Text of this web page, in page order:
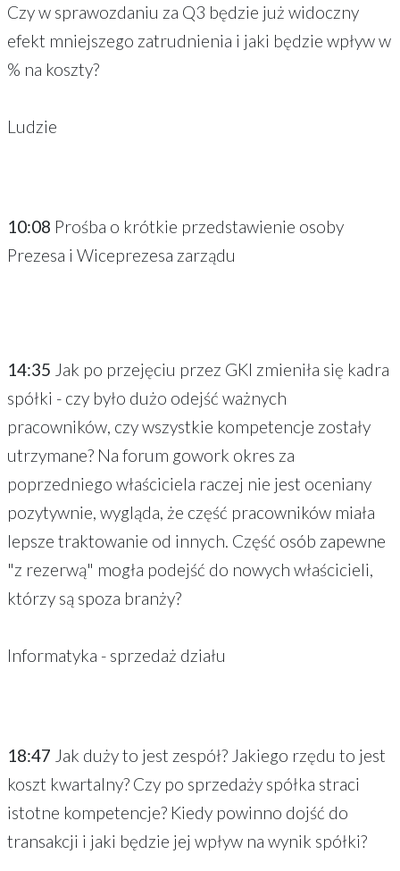
Czy w sprawozdaniu za Q3 będzie już widoczny
efekt mniejszego zatrudnienia i jaki będzie wpływ w
% na koszty?
Ludzie
10:08 Prośba o krótkie przedstawienie osoby
Prezesa i Wiceprezesa zarządu
14:35 Jak po przejęciu przez GKI zmieniła się kadra
spółki - czy było dużo odejść ważnych
pracowników, czy wszystkie kompetencje zostały
utrzymane? Na forum gowork okres za
poprzedniego właściciela raczej nie jest oceniany
pozytywnie, wygląda, że część pracowników miała
lepsze traktowanie od innych. Część osób zapewne
"z rezerwą" mogła podejść do nowych właścicieli,
którzy są spoza branży?
Informatyka - sprzedaż działu
18:47 Jak duży to jest zespół? Jakiego rzędu to jest
koszt kwartalny? Czy po sprzedaży spółka straci
istotne kompetencje? Kiedy powinno dojść do
transakcji i jaki będzie jej wpływ na wynik spółki?